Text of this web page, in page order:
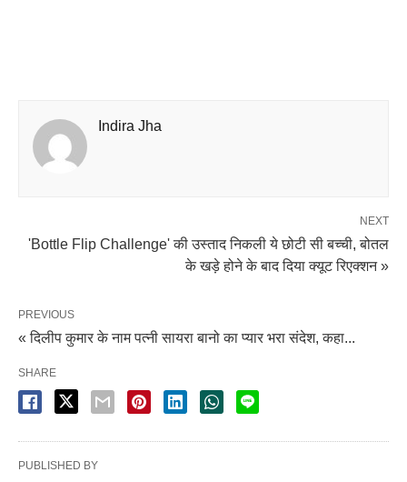
Indira Jha
NEXT
'Bottle Flip Challenge' की उस्ताद निकली ये छोटी सी बच्ची, बोतल
के खड़े होने के बाद दिया क्यूट रिएक्शन »
PREVIOUS
« दिलीप कुमार के नाम पत्नी सायरा बानो का प्यार भरा संदेश, कहा...
SHARE
PUBLISHED BY